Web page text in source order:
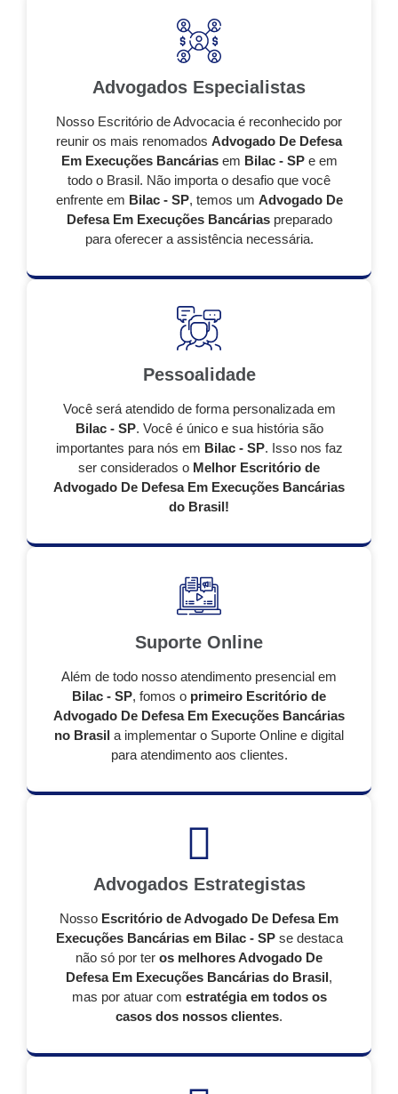
Advogados Especialistas
Nosso Escritório de Advocacia é reconhecido por
reunir os mais renomados Advogado De Defesa
Em Execuções Bancáriasem Bilac - SPe em
todo o Brasil. Não importa o desafio que você
enfrente em Bilac - SP, temos um Advogado De
Defesa Em Execuções Bancáriaspreparado
para oferecer a assistência necessária.
Pessoalidade
Você será atendido de forma personalizada em
Bilac - SP. Você é único e sua história são
importantes para nós em Bilac - SP. Isso nos faz
ser considerados o Melhor Escritório de
Advogado De Defesa Em Execuções Bancárias
do Brasil!
Suporte Online
Além de todo nosso atendimento presencial em
Bilac - SP, fomos o primeiro Escritório de
Advogado De Defesa Em Execuções Bancárias
no Brasil a implementar o Suporte Online e digital
para atendimento aos clientes.
Advogados Estrategistas
Nosso Escritório de Advogado De Defesa Em
Execuções Bancárias em Bilac - SPse destaca
não só por ter os melhores Advogado De
Defesa Em Execuções Bancárias do Brasil,
mas por atuar com estratégia em todos os
casos dos nossos clientes.